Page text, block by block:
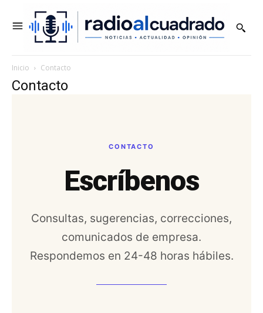
Inicio Contacto
Contacto
CONTACTO
Escríbenos
Consultas, sugerencias, correcciones,
comunicados de empresa.
Respondemos en 24-48 horas hábiles.